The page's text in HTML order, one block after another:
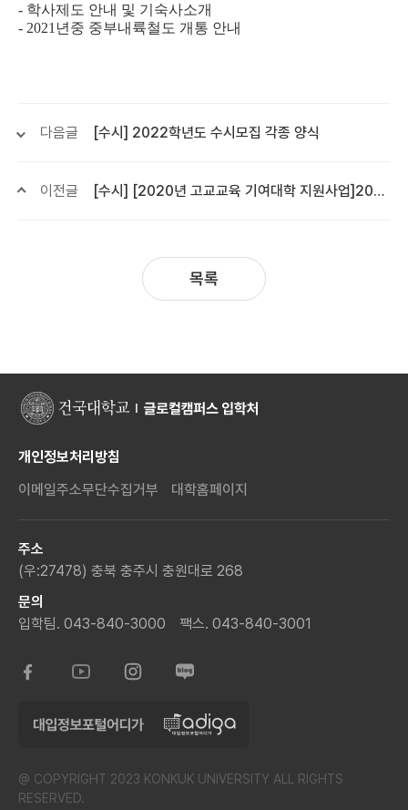
- 학사제도 안내 및 기숙사소개
- 2021 년중 중부내륙철도 개통 안내
다음글 [수시] 2022학년도 수시모집 각종 양식
이전글 [수시] [2020년 고교교육 기여대학 지원사업]2021학년도 학생부종합전형 결과공유 및 대학입학정책 발전방향 세미나
목록
개인정보처리방침
이메일주소무단수집거부
대학홈페이지
주소
(우:27478) 충북 충주시 충원대로 268
문의
입학팀. 043-840-3000
팩스. 043-840-3001
@ COPYRIGHT 2023 KONKUK UNIVERSITY ALL RIGHTS
RESERVED.